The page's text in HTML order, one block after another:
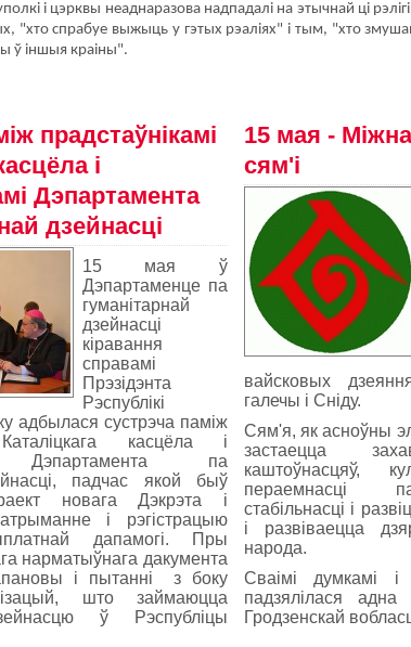
і цэрквы неаднаразова надпадалі на этычнай ці
"хто спрабуе выжыць у гэтых рэаліях" і тым, "хто
ў іншыя краіны".
прадстаўнікамі
і
Дэпартамента
дзейнасці
15 мая ў
Дэпартаменце па
гуманітарнай
дзейнасці
кіравання
справамі
Прэзідэнта
Рэспублікі
адбылася сустрэча паміж
Каталіцкага касцёла і
Дэпартамента па
падчас якой быў
новага Дэкрэта і
і рэгістрацыю
дапамогі. Пры
нарматыўнага дакумента
і пытанні
з боку
што займаюцца
ў Рэспубліцы
15 мая -
сям'і
вайсковых
галечы і Сніду.
Сям'я, як асноўны
застаецца
каштоўнасцяў,
пераемнасці
стабільнасці і
і развіваецца
народа.
Сваімі думкамі
падзялілася
Гродзенскай